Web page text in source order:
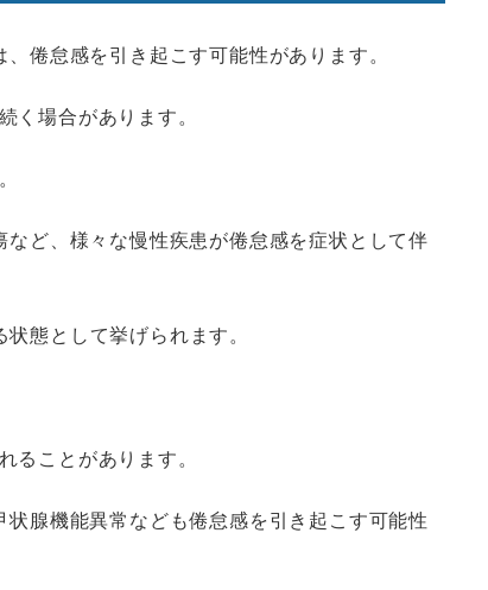
倦怠感を引き起こす可能性があります。
場合があります。
ど、様々な慢性疾患が倦怠感を症状として伴
態として挙げられます。
ことがあります。
腺機能異常なども倦怠感を引き起こす可能性